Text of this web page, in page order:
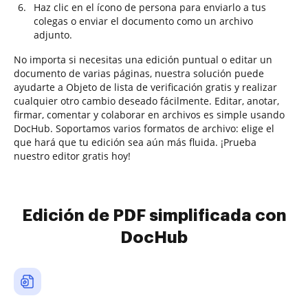
Haz clic en el ícono de persona para enviarlo a tus
colegas o enviar el documento como un archivo
adjunto.
No importa si necesitas una edición puntual o editar un
documento de varias páginas, nuestra solución puede
ayudarte a Objeto de lista de verificación gratis y realizar
cualquier otro cambio deseado fácilmente. Editar, anotar,
firmar, comentar y colaborar en archivos es simple usando
DocHub. Soportamos varios formatos de archivo: elige el
que hará que tu edición sea aún más fluida. ¡Prueba
nuestro editor gratis hoy!
Edición de PDF simplificada con
DocHub